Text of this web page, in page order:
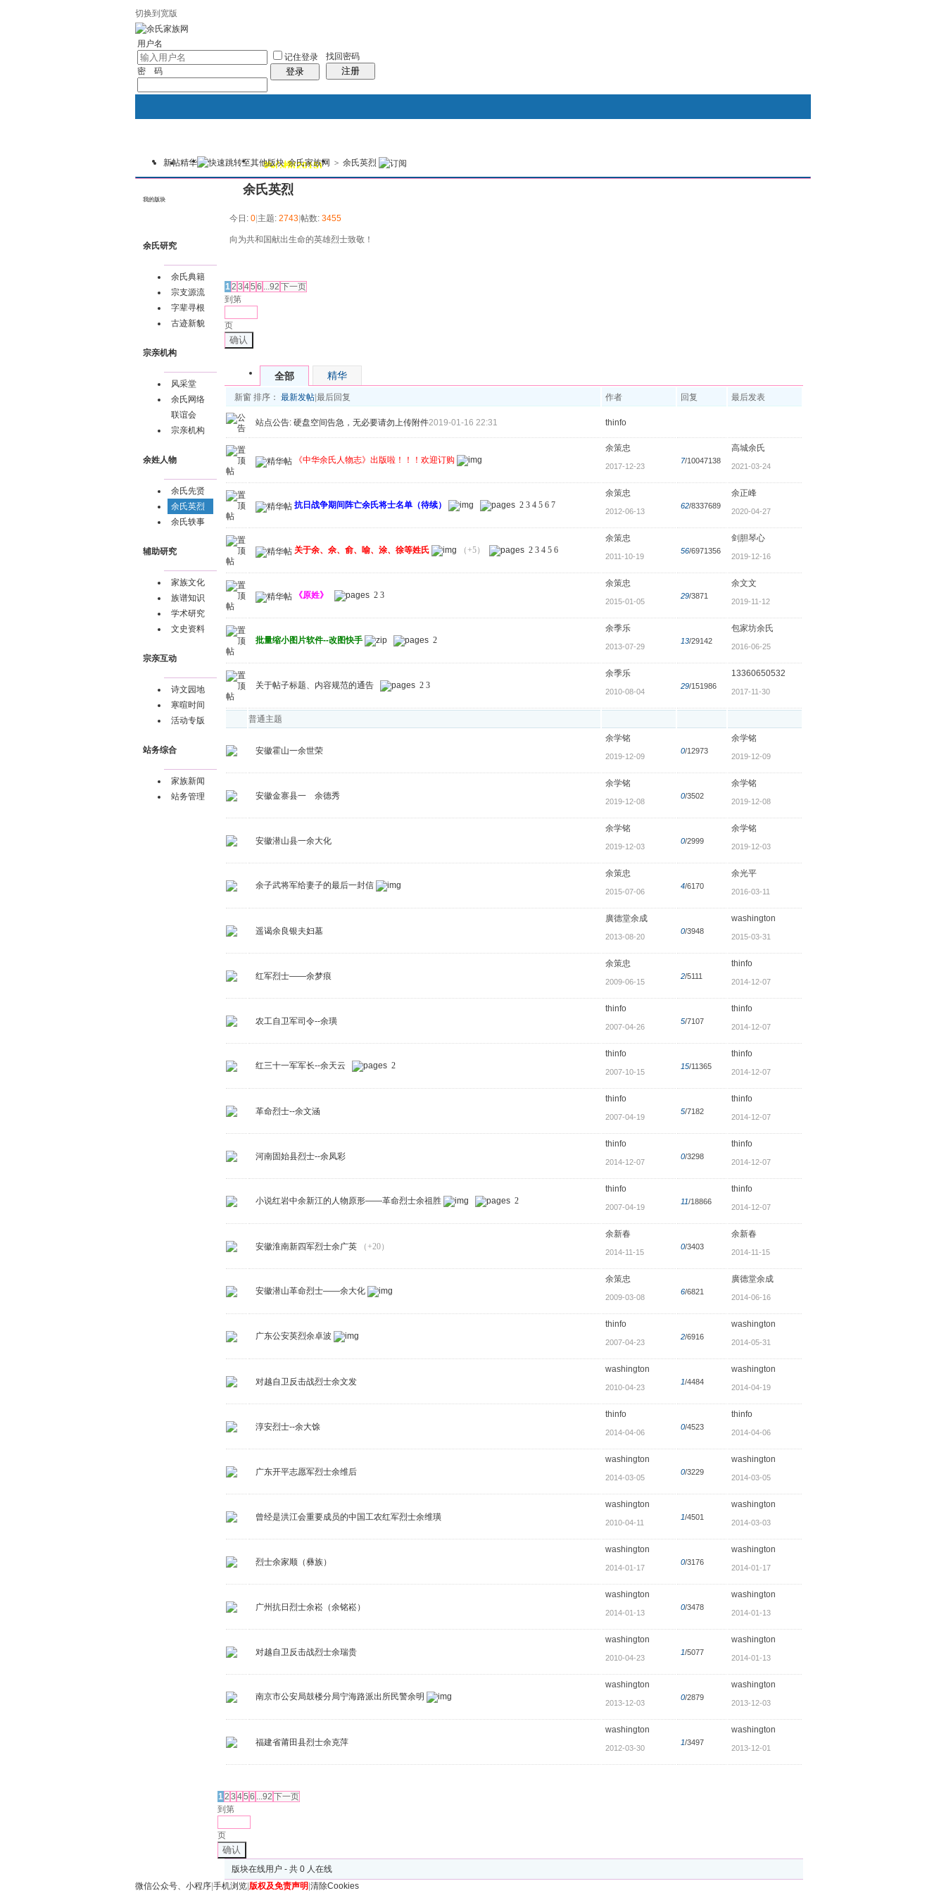
切换到宽版
用户名
密 码
记住登录
登录
找回密码
注册
我的 讨论区 热心榜(2015) 风采堂
新帖精华 余氏家族网 > 余氏英烈
我的版块
余氏研究
余氏典籍
宗支源流
字辈寻根
古迹新貌
宗亲机构
风采堂
余氏网络
联谊会
宗亲机构
余姓人物
余氏先贤
余氏英烈
余氏轶事
辅助研究
家族文化
族谱知识
学术研究
文史资料
宗亲互动
诗文园地
寒暄时间
活动专版
站务综合
家族新闻
站务管理
余氏英烈
今日: 0|主题: 2743|帖数: 3455
向为共和国献出生命的英雄烈士致敬！
12 3 45 6 ...92 下一页
到第
页
确认
全部 精华
新窗 排序： 最新发帖|最后回复 作者 回复 最后发表
站点公告: 硬盘空间告急，无必要请勿上传附件2019-01-16 22:31 thinfo
《中华余氏人物志》出版啦！！！欢迎订购
余策忠
2017-12-23
7/10047138
高城余氏
2021-03-24
抗日战争期间阵亡余氏将士名单（待续） 2 3 4 5 6 7
余策忠
2012-06-13
62/8337689
余正峰
2020-04-27
关于余、佘、俞、喻、涂、徐等姓氏 （+5） 2 3 4 5 6
余策忠
2011-10-19
56/6971356
剑胆琴心
2019-12-16
《原姓》 2 3
余策忠
2015-01-05
29/3871
余文文
2019-11-12
批量缩小图片软件--改图快手 2
余季乐
2013-07-29
13/29142
包家坊余氏
2016-06-25
关于帖子标题、内容规范的通告 2 3
余季乐
2010-08-04
29/151986
13360650532
2017-11-30
普通主题
安徽霍山一余世荣
余学铭
2019-12-09
0/12973
余学铭
2019-12-09
安徽金寨县一 余德秀
余学铭
2019-12-08
0/3502
余学铭
2019-12-08
安徽潜山县一余大化
余学铭
2019-12-03
0/2999
余学铭
2019-12-03
余子武将军给妻子的最后一封信
余策忠
2015-07-06
4/6170
余光平
2016-03-11
遥谒余良银夫妇墓
廣德堂余成
2013-08-20
0/3948
washington
2015-03-31
红军烈士——余梦痕
余策忠
2009-06-15
2/5111
thinfo
2014-12-07
农工自卫军司令--余璜
thinfo
2007-04-26
5/7107
thinfo
2014-12-07
红三十一军军长--余天云 2
thinfo
2007-10-15
15/11365
thinfo
2014-12-07
革命烈士--余文涵
thinfo
2007-04-19
5/7182
thinfo
2014-12-07
河南固始县烈士--余凤彩
thinfo
2014-12-07
0/3298
thinfo
2014-12-07
小说红岩中余新江的人物原形——革命烈士余祖胜 2
thinfo
2007-04-19
11/18866
thinfo
2014-12-07
安徽淮南新四军烈士余广英 （+20）
余新春
2014-11-15
0/3403
余新春
2014-11-15
安徽潜山革命烈士——余大化
余策忠
2009-03-08
6/6821
廣德堂余成
2014-06-16
广东公安英烈余卓波
thinfo
2007-04-23
2/6916
washington
2014-05-31
对越自卫反击战烈士余文发
washington
2010-04-23
1/4484
washington
2014-04-19
淳安烈士--余大馀
thinfo
2014-04-06
0/4523
thinfo
2014-04-06
广东开平志愿军烈士余维后
washington
2014-03-05
0/3229
washington
2014-03-05
曾经是洪江会重要成员的中国工农红军烈士余维璜
washington
2010-04-11
1/4501
washington
2014-03-03
烈士余家顺（彝族）
washington
2014-01-17
0/3176
washington
2014-01-17
广州抗日烈士余崧（余铭崧）
washington
2014-01-13
0/3478
washington
2014-01-13
对越自卫反击战烈士余瑞贵
washington
2010-04-23
1/5077
washington
2014-01-13
南京市公安局鼓楼分局宁海路派出所民警余明
washington
2013-12-03
0/2879
washington
2013-12-03
福建省莆田县烈士余克萍
washington
2012-03-30
1/3497
washington
2013-12-01
12 3 45 6 ...92 下一页
到第
页
确认
版块在线用户 - 共 0 人在线
微信公众号、小程序|手机浏览|版权及免责声明 |清除Cookies